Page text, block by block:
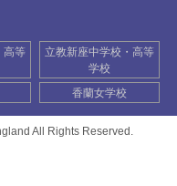
高等
立教新座中学校・高等
学校
香蘭女学校
All Rights Reserved.